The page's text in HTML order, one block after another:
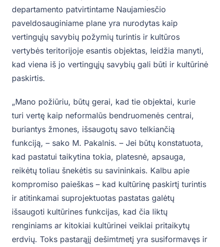
departamento patvirtintame Naujamiesčio
paveldosauginiame plane yra nurodytas kaip
vertingųjų savybių požymių turintis ir kultūros
vertybės teritorijoje esantis objektas, leidžia manyti,
kad viena iš jo vertingųjų savybių gali būti ir kultūrinė
paskirtis.
„Mano požiūriu, būtų gerai, kad tie objektai, kurie
turi vertę kaip neformalūs bendruomenės centrai,
buriantys žmones, išsaugotų savo telkiančią
funkciją, – sako M. Pakalnis. – Jei būtų konstatuota,
kad pastatui taikytina tokia, platesnė, apsauga,
reikėtų toliau šnekėtis su savininkais. Kalbu apie
kompromiso paieškas – kad kultūrinę paskirtį turintis
ir atitinkamai suprojektuotas pastatas galėtų
išsaugoti kultūrines funkcijas, kad čia liktų
renginiams ar kitokiai kultūrinei veiklai pritaikytų
erdvių. Toks pastarąjį dešimtmetį yra susiformavęs ir